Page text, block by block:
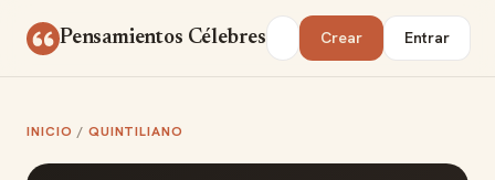
Pensamientos Célebres Buscar Crear Entrar
INICIO / QUINTILIANO